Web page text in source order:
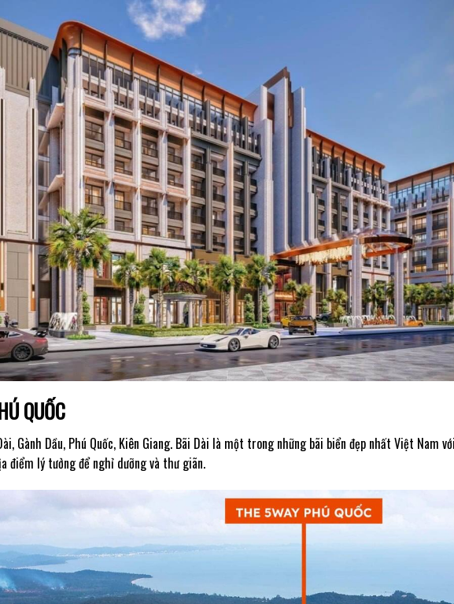
QUỐC
Gành Dầu, Phú Quốc, Kiên Giang. Bãi Dài là một trong những bãi biển đẹp nhất Việt Nam
điểm lý tưởng để nghỉ dưỡng và thư giãn.